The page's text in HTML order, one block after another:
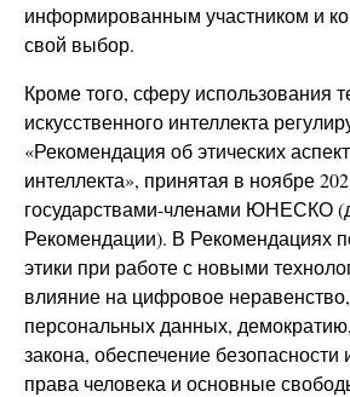
информированным участником и
свой выбор.
Кроме того, сферу использования
искусственного интеллекта
«Рекомендация об этических
интеллекта», принятая в ноябре
государствами-членами ЮНЕСКО
Рекомендации). В Рекомендациях
этики при работе с новыми
влияние на цифровое
персональных данных,
закона, обеспечение безопасности
права человека и основные